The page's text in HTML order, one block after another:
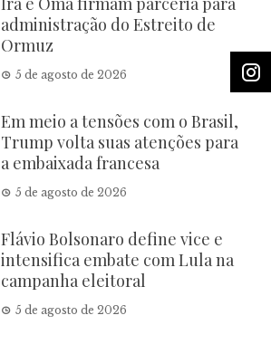
administração do Estreito de
Ormuz
5 de agosto de 2026
Em meio a tensões com o Brasil,
Trump volta suas atenções para
a embaixada francesa
5 de agosto de 2026
Flávio Bolsonaro define vice e
intensifica embate com Lula na
campanha eleitoral
5 de agosto de 2026